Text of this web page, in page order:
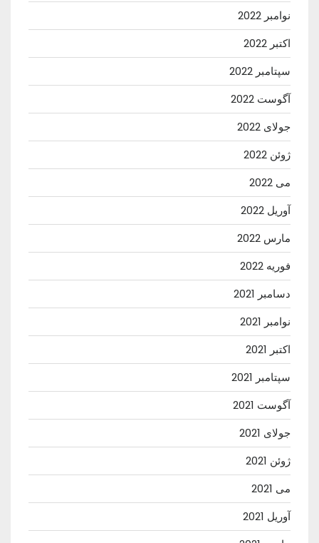
نوامبر 2022
اکتبر 2022
سپتامبر 2022
آگوست 2022
جولای 2022
ژوئن 2022
می 2022
آوریل 2022
مارس 2022
فوریه 2022
دسامبر 2021
نوامبر 2021
اکتبر 2021
سپتامبر 2021
آگوست 2021
جولای 2021
ژوئن 2021
می 2021
آوریل 2021